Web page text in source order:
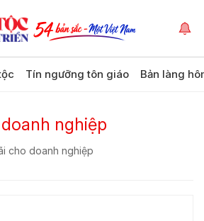
Tín ngưỡng tôn giáo Bản làng
nghiệp
cho doanh nghiệp